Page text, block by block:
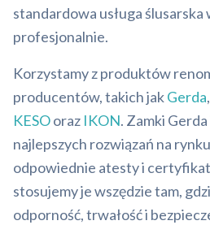
standardowa usługa ślusarska
profesjonalnie.
Korzystamy z produktów
producentów, takich jakGerda,
KESOoraz IKON. Zamki
najlepszych rozwiązań na
odpowiednie atesty i
stosujemy je wszędzie tam,
odporność, trwałość i